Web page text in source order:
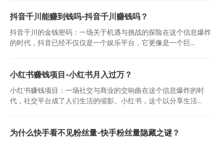
抖音千川能赚到钱吗-抖音千川赚钱吗？
抖音千川的金钱密码：一场关于机遇与挑战的探险在这个信息爆炸
的时代，抖音已经不仅仅是一个娱乐平台，它更像是一个巨...
小红书赚钱项目-小红书月入过万？
小红书赚钱项目：一场社交与商业的交响曲在这个信息爆炸的时
代，社交平台成了人们生活的缩影。小红书，这个以分享生活...
为什么快手看不见粉丝量-快手粉丝量隐藏之谜？